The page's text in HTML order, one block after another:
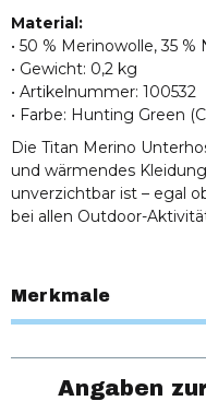
Material:
• 50 % Merinowolle, 35
• Gewicht: 0,2 kg
• Artikelnummer: 100532
• Farbe: Hunting Green
Die Titan Merino
und wärmendes
unverzichtbar ist – egal
bei allen Outdoor-
Merkmale
Angaben